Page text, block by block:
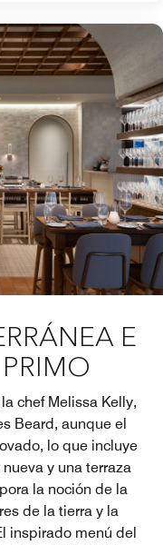
E
chef Melissa Kelly,
Beard, aunque el
lo que incluye
y una terraza
la noción de la
de la tierra y la
inspirado menú del